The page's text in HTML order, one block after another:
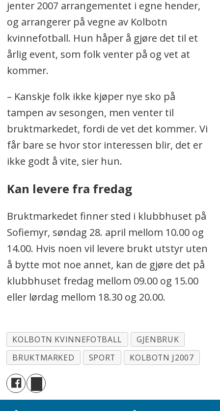
jenter 2007 arrangementet i egne hender,
og arrangerer på vegne av Kolbotn
kvinnefotball. Hun håper å gjøre det til et
årlig event, som folk venter på og vet at
kommer.
– Kanskje folk ikke kjøper nye sko på
tampen av sesongen, men venter til
bruktmarkedet, fordi de vet det kommer. Vi
får bare se hvor stor interessen blir, det er
ikke godt å vite, sier hun.
Kan levere fra fredag
Bruktmarkedet finner sted i klubbhuset på
Sofiemyr, søndag 28. april mellom 10.00 og
14.00. Hvis noen vil levere brukt utstyr uten
å bytte mot noe annet, kan de gjøre det på
klubbhuset fredag mellom 09.00 og 15.00
eller lørdag mellom 18.30 og 20.00.
KOLBOTN KVINNEFOTBALL
GJENBRUK
BRUKTMARKED
SPORT KOLBOTN J2007